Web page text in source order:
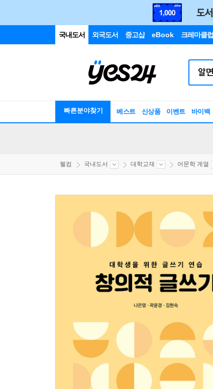
국내도서 외국도서 중고샵 eBook 크레마클럽
빠른분야찾기 베스트 신상품 이벤트 바이백
웰컴 국내도서 대학교재 어문학 계열